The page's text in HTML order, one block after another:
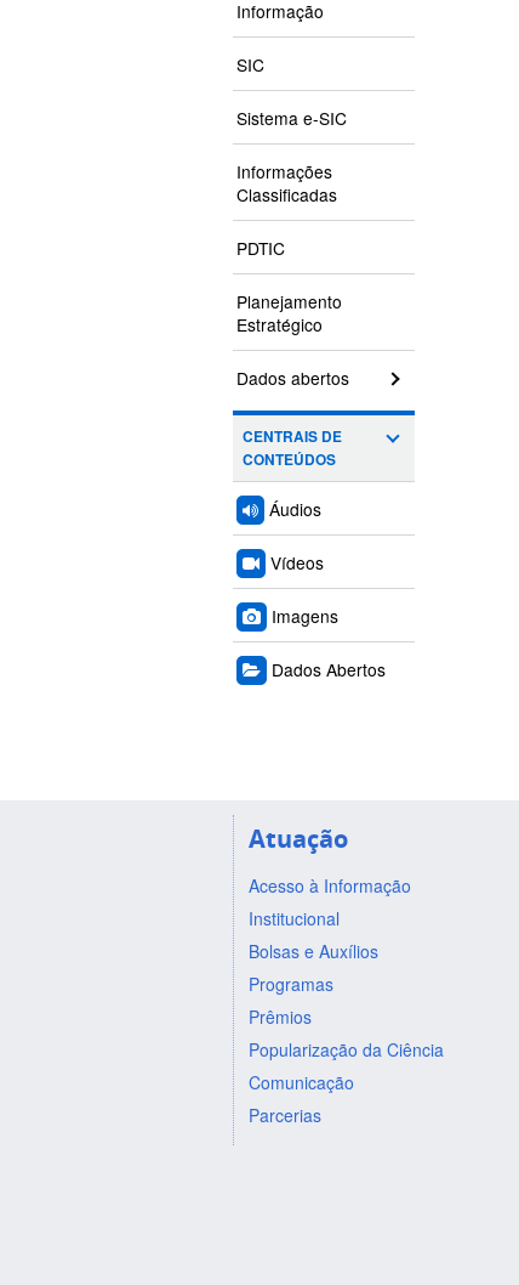
Informação
SIC
Sistema e-SIC
Informações
Classificadas
PDTIC
Planejamento
Estratégico
Dados abertos
CENTRAIS DE
CONTEÚDOS
Áudios
Vídeos
Imagens
Dados Abertos
Atuação
Acesso à Informação
Institucional
Bolsas e Auxílios
Programas
Prêmios
Popularização da Ciência
Comunicação
Parcerias